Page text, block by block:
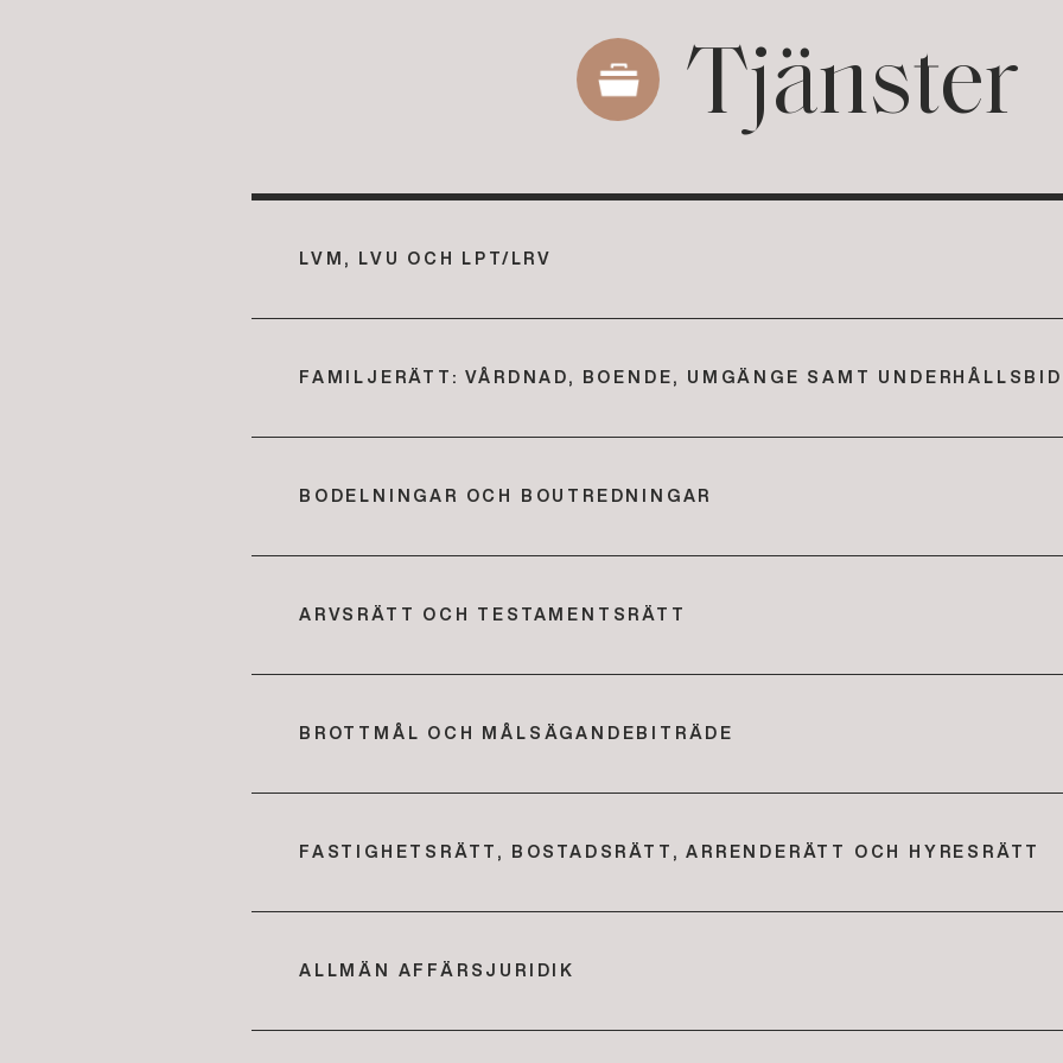
Tjänster
LVM, LVU OCH LPT/LRV
FAMILJERÄTT: VÅRDNAD, BOENDE, UMGÄNGE SAMT
BODELNINGAR OCH BOUTREDNINGAR
ARVSRÄTT OCH TESTAMENTSRÄTT
BROTTMÅL OCH MÅLSÄGANDEBITRÄDE
FASTIGHETSRÄTT, BOSTADSRÄTT, ARRENDERÄTT OCH HYRESRÄTT
ALLMÄN AFFÄRSJURIDIK